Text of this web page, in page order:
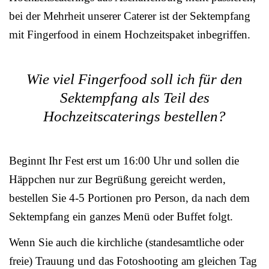
bei der Mehrheit unserer Caterer ist der Sektempfang
mit Fingerfood in einem Hochzeitspaket inbegriffen.
Wie viel Fingerfood soll ich für den
Sektempfang als Teil des
Hochzeitscaterings bestellen?
Beginnt Ihr Fest erst um 16:00 Uhr und sollen die
Häppchen nur zur Begrüßung gereicht werden,
bestellen Sie 4-5 Portionen pro Person, da nach dem
Sektempfang ein ganzes Menü oder Buffet folgt.
Wenn Sie auch die kirchliche (standesamtliche oder
freie) Trauung und das Fotoshooting am gleichen Tag